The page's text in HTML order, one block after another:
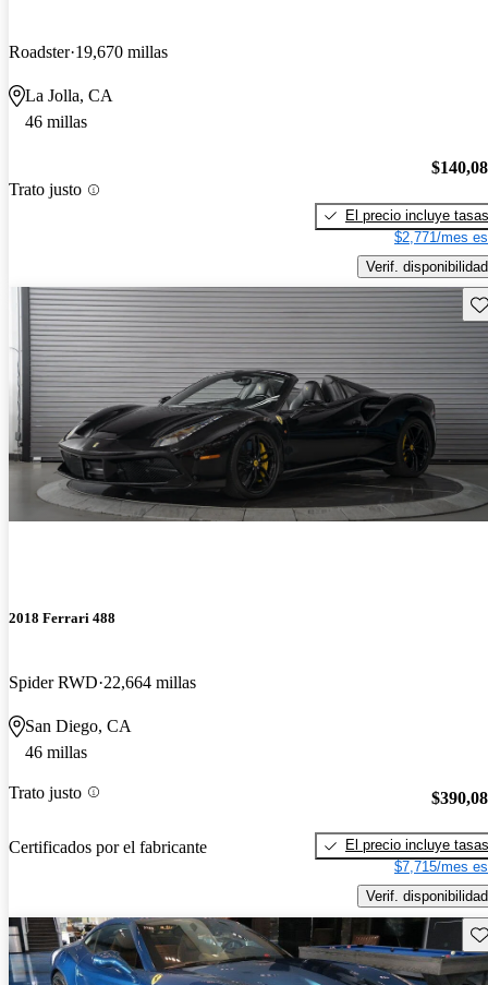
Roadster 19,670 millas
La Jolla, CA
46 millas
Trato justo
El precio incluye tasas
$2,771/mes
Verif. disponibilidad
2018 Ferrari 488
Spider RWD 22,664 millas
San Diego, CA
46 millas
Trato justo
Certificados por el fabricante
El precio incluye tasas
$7,715/mes
Verif. disponibilidad